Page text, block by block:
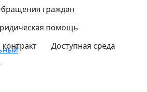
граждан
помощь
Доступная среда